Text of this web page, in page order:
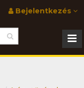
Bejelentkezés